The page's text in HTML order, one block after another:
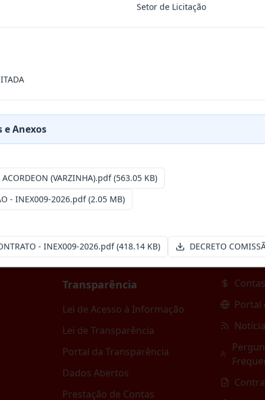
ALIMENTÍCIOS E DEMAIS INSUMOS NECESS
JURÍDICA ESPECIALIZADA, REPRESENTANTE
Transparência
Lei de Acesso à Informação
Lei de Transparência
Portal da Transparência
Dados Abertos
Prestação de Contas
Portal
Setor de Licitação
e Anexos
(VARZINHA).pdf(563.05 KB)
- INEX009-2026.pdf(2.05 MB)
- INEX009-2026.pdf(418.14 KB) DECRETO